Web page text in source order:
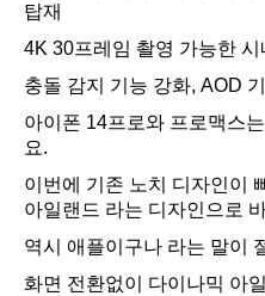
탑재
4K 30프레임 촬영 가능한 시
충돌 감지 기능 강화, AOD
아이폰 14프로와 프로맥스
요.
이번에 기존 노치 디자인이
아일랜드 라는 디자인으로
역시 애플이구나 라는 말이
화면 전환없이 다이나믹 아